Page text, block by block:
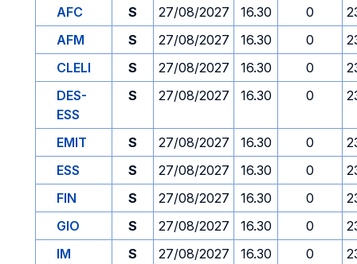
AFC
S 27/08/2027 16.30 0
AFM
S 27/08/2027 16.30 0
CLELI
S 27/08/2027 16.30 0
DES-
ESS
S 27/08/2027 16.30 0
EMIT S 27/08/2027 16.30 0
ESS
S 27/08/2027 16.30 0
FIN
S 27/08/2027 16.30 0
GIO
S 27/08/2027 16.30 0
IM
S 27/08/2027 16.30 0